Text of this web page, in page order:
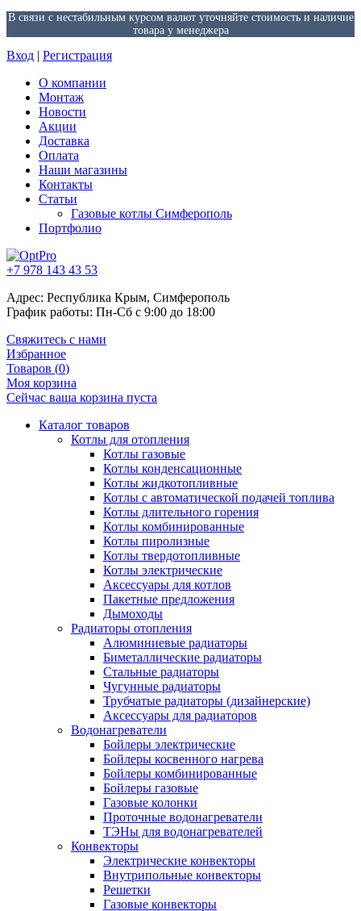
В связи с нестабильным курсом валют уточняйте стоимость и наличие
товара у менеджера
Вход | Регистрация
О компании
Монтаж
Новости
Акции
Доставка
Оплата
Наши магазины
Контакты
Статьи
Газовые котлы Симферополь
Портфолио
+7 978 143 43 53
Адрес: Республика Крым, Симферополь
График работы: Пн-Сб с 9:00 до 18:00
Свяжитесь с нами
Избранное
Товаров (0)
Моя корзина
Сейчас ваша корзина пуста
Каталог товаров
Котлы для отопления
Котлы газовые
Котлы конденсационные
Котлы жидкотопливные
Котлы с автоматической подачей топлива
Котлы длительного горения
Котлы комбинированные
Котлы пиролизные
Котлы твердотопливные
Котлы электрические
Аксессуары для котлов
Пакетные предложения
Дымоходы
Радиаторы отопления
Алюминиевые радиаторы
Биметаллические радиаторы
Стальные радиаторы
Чугунные радиаторы
Трубчатые радиаторы (дизайнерские)
Аксессуары для радиаторов
Водонагреватели
Бойлеры электрические
Бойлеры косвенного нагрева
Бойлеры комбинированные
Бойлеры газовые
Газовые колонки
Проточные водонагреватели
ТЭНы для водонагревателей
Конвекторы
Электрические конвекторы
Внутрипольные конвекторы
Решетки
Газовые конвекторы